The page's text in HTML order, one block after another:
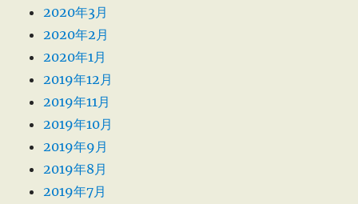
2020年3月
2020年2月
2020年1月
2019年12月
2019年11月
2019年10月
2019年9月
2019年8月
2019年7月